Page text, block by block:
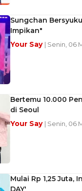
Sungchan
Impikan"
Your Say | Senin, 06
Bertemu 10.000
di Seoul
Your Say | Senin, 06
Mulai Rp 1,25 Juta,
DAY'